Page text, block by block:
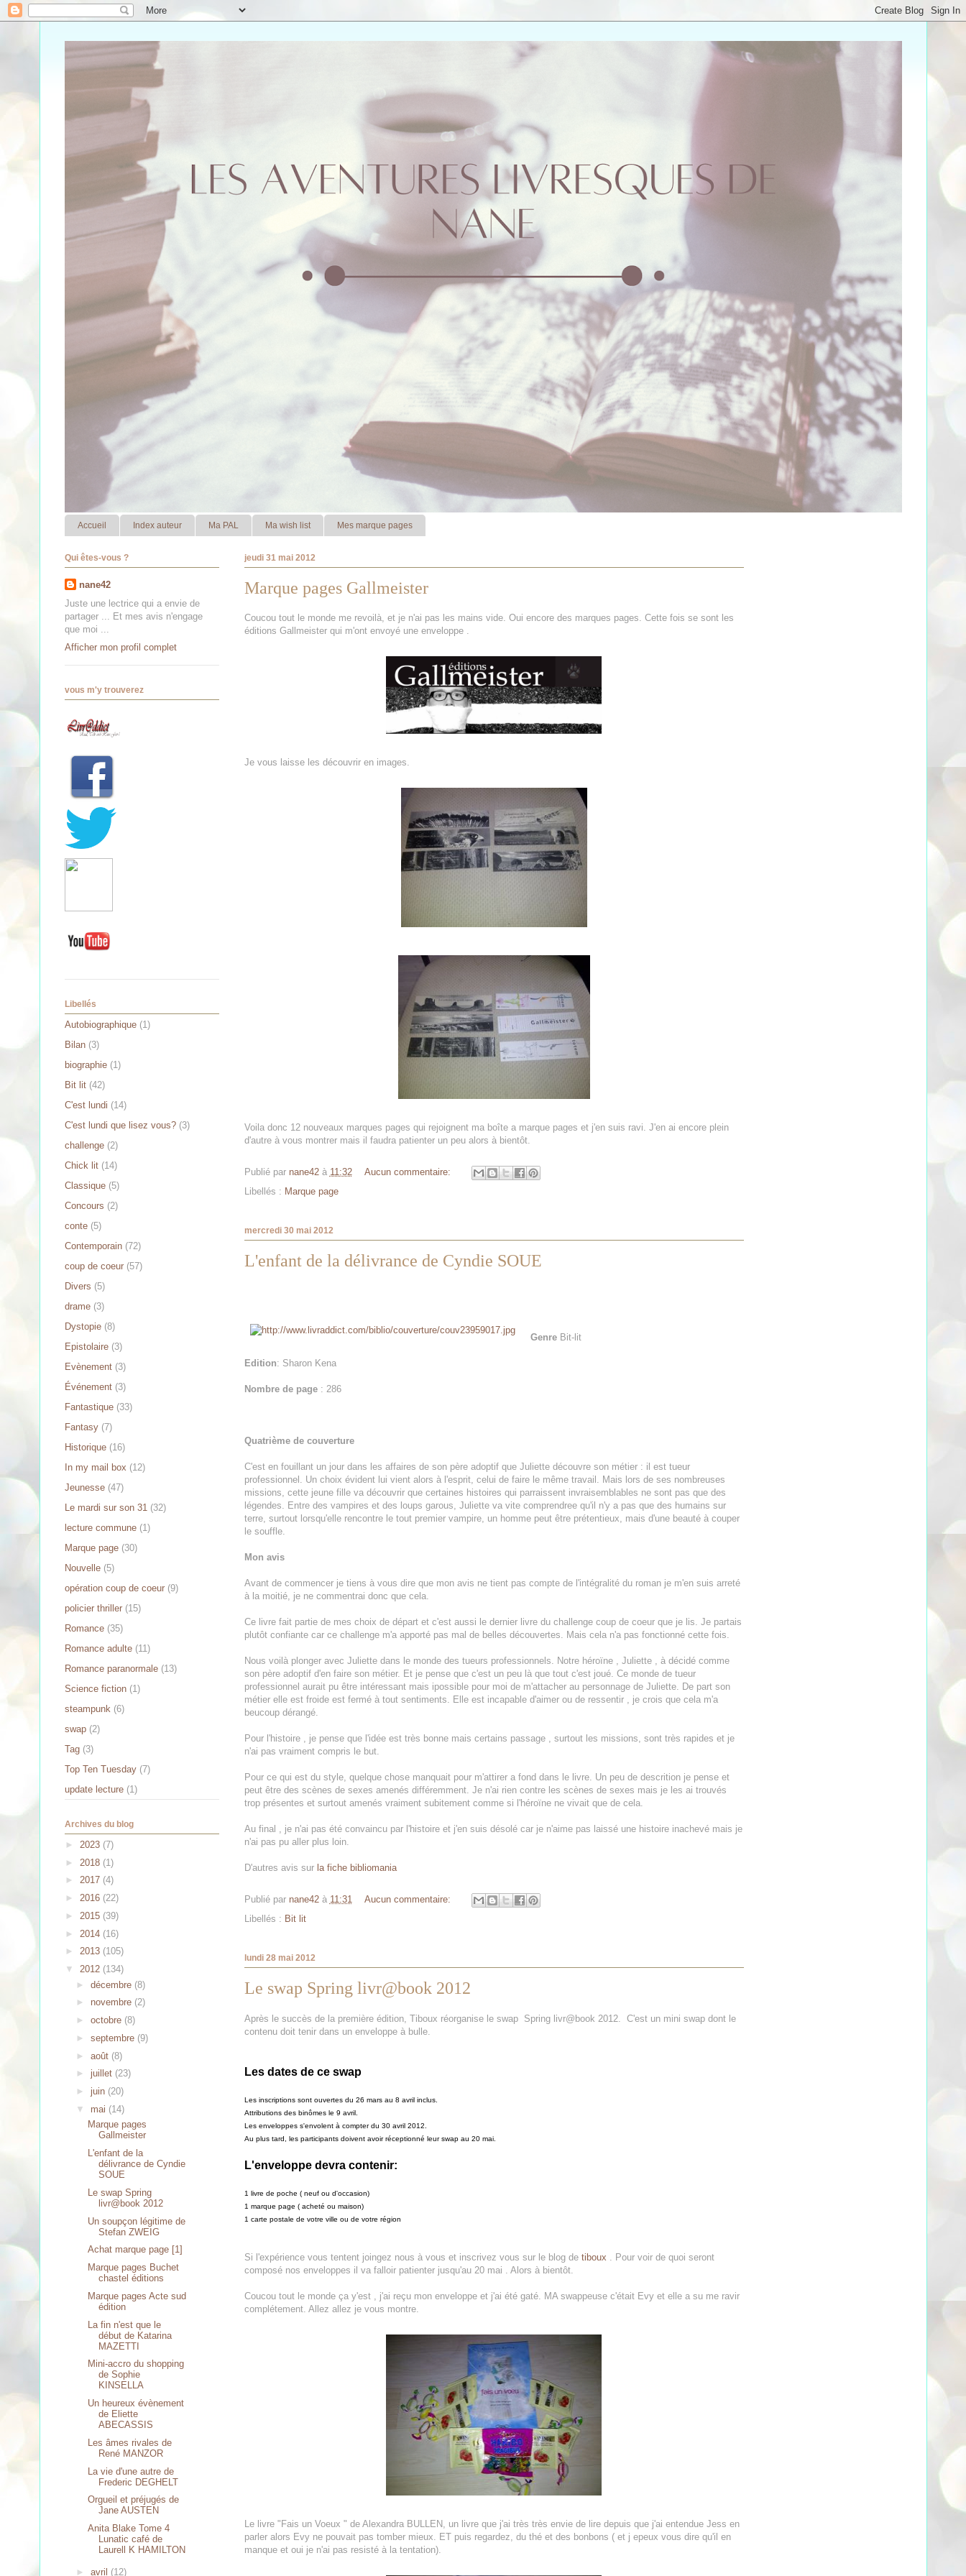
Accueil Index auteur Ma PAL Ma wish list Mes marque pages
jeudi 31 mai 2012
Marque pages Gallmeister
Coucou tout le monde me revoilà, et je n'ai pas les mains vide. Oui encore des marques pages. Cette fois se sont les
éditions Gallmeister qui m'ont envoyé une enveloppe .
Je vous laisse les découvrir en images.
Voila donc 12 nouveaux marques pages qui rejoignent ma boîte a marque pages et j'en suis ravi. J'en ai encore plein
d'autre à vous montrer mais il faudra patienter un peu alors à bientôt.
Publié par nane42 à 11:32
Aucun commentaire:
Libellés : Marque page
mercredi 30 mai 2012
L'enfant de la délivrance de Cyndie SOUE
GenreBit-lit
Edition: Sharon Kena
Nombre de page: 286
Quatrième de couverture
C'est en fouillant un jour dans les affaires de son père adoptif que Juliette découvre son métier : il est tueur
professionnel. Un choix évident lui vient alors à l'esprit, celui de faire le même travail. Mais lors de ses nombreuses
missions, cette jeune fille va découvrir que certaines histoires qui parraissent invraisemblables ne sont pas que des
légendes. Entre des vampires et des loups garous, Juliette va vite comprendree qu'il n'y a pas que des humains sur
terre, surtout lorsqu'elle rencontre le tout premier vampire, un homme peut être prétentieux, mais d'une beauté à couper
le souffle.
Mon avis
Avant de commencer je tiens à vous dire que mon avis ne tient pas compte de l'intégralité du roman je m'en suis arreté
à la moitié, je ne commentrai donc que cela.
Ce livre fait partie de mes choix de départ et c'est aussi le dernier livre du challenge coup de coeur que je lis. Je partais
plutôt confiante car ce challenge m'a apporté pas mal de belles découvertes. Mais cela n'a pas fonctionné cette fois.
Nous voilà plonger avec Juliette dans le monde des tueurs professionnels. Notre héroïne , Juliette , à décidé comme
son père adoptif d'en faire son métier. Et je pense que c'est un peu là que tout c'est joué. Ce monde de tueur
professionnel aurait pu être intéressant mais ipossible pour moi de m'attacher au personnage de Juliette. De part son
métier elle est froide est fermé à tout sentiments. Elle est incapable d'aimer ou de ressentir , je crois que cela m'a
beucoup dérangé.
Pour l'histoire , je pense que l'idée est très bonne mais certains passage , surtout les missions, sont très rapides et je
n'ai pas vraiment compris le but.
Pour ce qui est du style, quelque chose manquait pour m'attirer a fond dans le livre. Un peu de descrition je pense et
peut être des scènes de sexes amenés différemment. Je n'ai rien contre les scènes de sexes mais je les ai trouvés
trop présentes et surtout amenés vraiment subitement comme si l'héroïne ne vivait que de cela.
Au final , je n'ai pas été convaincu par l'histoire et j'en suis désolé car je n'aime pas laissé une histoire inachevé mais je
n'ai pas pu aller plus loin.
D'autres avis sur la fiche bibliomania
Publié par nane42 à 11:31
Aucun commentaire:
Libellés : Bit lit
lundi 28 mai 2012
Le swap Spring livr@book 2012
Après le succès de la première édition, Tiboux réorganise le swap Spring livr@book 2012. C'est un mini swap dont le
contenu doit tenir dans un enveloppe à bulle.
Les dates de ce swap
Les inscriptions sont ouvertes du 26 mars au 8 avril inclus.
Attributions des binômes le 9 avril.
Les enveloppes s'envolent à compter du 30 avril 2012.
Au plus tard, les participants doivent avoir réceptionné leur swap au 20 mai.
L'enveloppe devra contenir:
1 livre de poche ( neuf ou d'occasion)
1 marque page ( acheté ou maison)
1 carte postale de votre ville ou de votre région
Si l'expérience vous tentent joingez nous à vous et inscrivez vous sur le blog de tiboux . Pour voir de quoi seront
composé nos enveloppes il va falloir patienter jusqu'au 20 mai . Alors à bientôt.
Coucou tout le monde ça y'est , j'ai reçu mon enveloppe et j'ai été gaté. MA swappeuse c'était Evy et elle a su me ravir
complétement. Allez allez je vous montre.
Le livre "Fais un Voeux " de Alexandra BULLEN, un livre que j'ai très très envie de lire depuis que j'ai entendue Jess en
parler alors Evy ne pouvait pas tomber mieux. ET puis regardez, du thé et des bonbons ( et j epeux vous dire qu'il en
manque et oui je n'ai pas resisté à la tentation).
Qui êtes-vous ?
nane42
Juste une lectrice qui a envie de
partager ... Et mes avis n'engage
que moi ...
Afficher mon profil complet
vous m'y trouverez
Libellés
Autobiographique (1)
Bilan (3)
biographie (1)
Bit lit (42)
C'est lundi (14)
C'est lundi que lisez vous? (3)
challenge (2)
Chick lit (14)
Classique (5)
Concours (2)
conte (5)
Contemporain (72)
coup de coeur (57)
Divers (5)
drame (3)
Dystopie (8)
Epistolaire (3)
Evènement (3)
Événement (3)
Fantastique (33)
Fantasy (7)
Historique (16)
In my mail box (12)
Jeunesse (47)
Le mardi sur son 31 (32)
lecture commune (1)
Marque page (30)
Nouvelle (5)
opération coup de coeur (9)
policier thriller (15)
Romance (35)
Romance adulte (11)
Romance paranormale (13)
Science fiction (1)
steampunk (6)
swap (2)
Tag (3)
Top Ten Tuesday (7)
update lecture (1)
Archives du blog
► 2023 (7)
► 2018 (1)
► 2017 (4)
► 2016 (22)
► 2015 (39)
► 2014 (16)
► 2013 (105)
▼ 2012 (134)
►décembre (8)
► novembre (2)
►octobre (8)
►septembre (9)
►août (8)
► juillet (23)
► juin (20)
▼ mai (14)
Marque pages
Gallmeister
L'enfant de la
délivrance de Cyndie
SOUE
Le swap Spring
livr@book 2012
Un soupçon légitime de
Stefan ZWEIG
Achat marque page [1]
Marque pages Buchet
chastel éditions
Marque pages Acte sud
édition
La fin n'est que le
début de Katarina
MAZETTI
Mini-accro du shopping
de Sophie
KINSELLA
Un heureux évènement
de Eliette
ABECASSIS
Les âmes rivales de
René MANZOR
La vie d'une autre de
Frederic DEGHELT
Orgueil et préjugés de
Jane AUSTEN
Anita Blake Tome 4
Lunatic café de
Laurell K HAMILTON
►avril (12)